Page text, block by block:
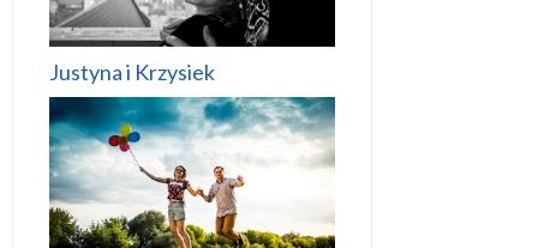
Justyna i Krzysiek